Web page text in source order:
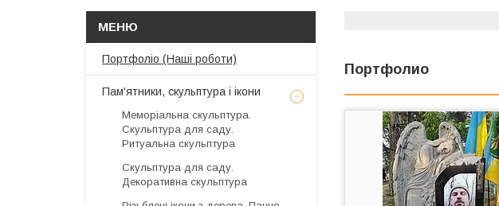
Портфолио
Портфоліо (Наші роботи)
Пам'ятники, скульптура і ікони
Меморіальна скульптура.
Скульптура для саду.
Ритуальна скульптура
Скульптура для саду.
Декоративна скульптура